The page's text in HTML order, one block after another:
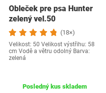
Obleček pre psa Hunter
zelený vel.50
(18×)
Velikost: 50 Velikost výstřihu: 58
cm Vodě a větru odolný Barva:
zelená
Posledný kus skladem